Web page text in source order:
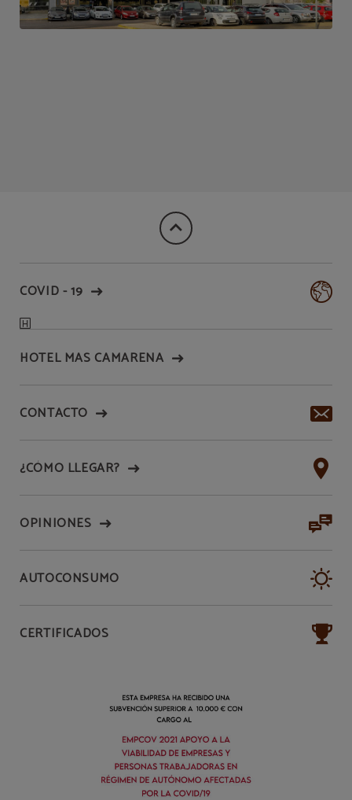
COVID - 19
HOTEL MAS CAMARENA
CONTACTO
¿CÓMO LLEGAR?
OPINIONES
AUTOCONSUMO
CERTIFICADOS